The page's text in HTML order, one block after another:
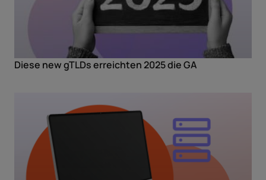
Diese new gTLDs erreichten 2025 die GA